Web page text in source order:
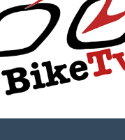
– r
Che cos’è il
triathlon? Con
Simone Diamantini
– r
Marzo 2025 –